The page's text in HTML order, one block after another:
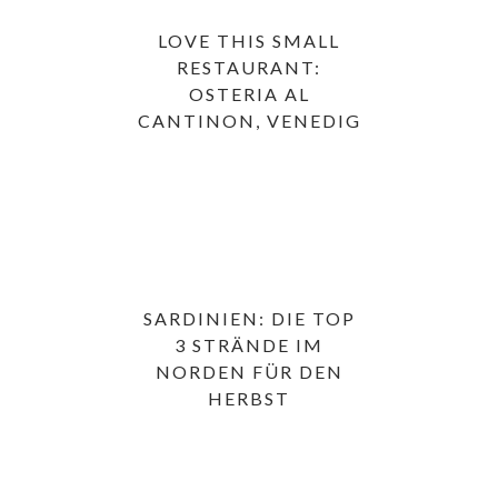
LOVE THIS SMALL
RESTAURANT:
OSTERIA AL
CANTINON, VENEDIG
SARDINIEN: DIE TOP
3 STRÄNDE IM
NORDEN FÜR DEN
HERBST